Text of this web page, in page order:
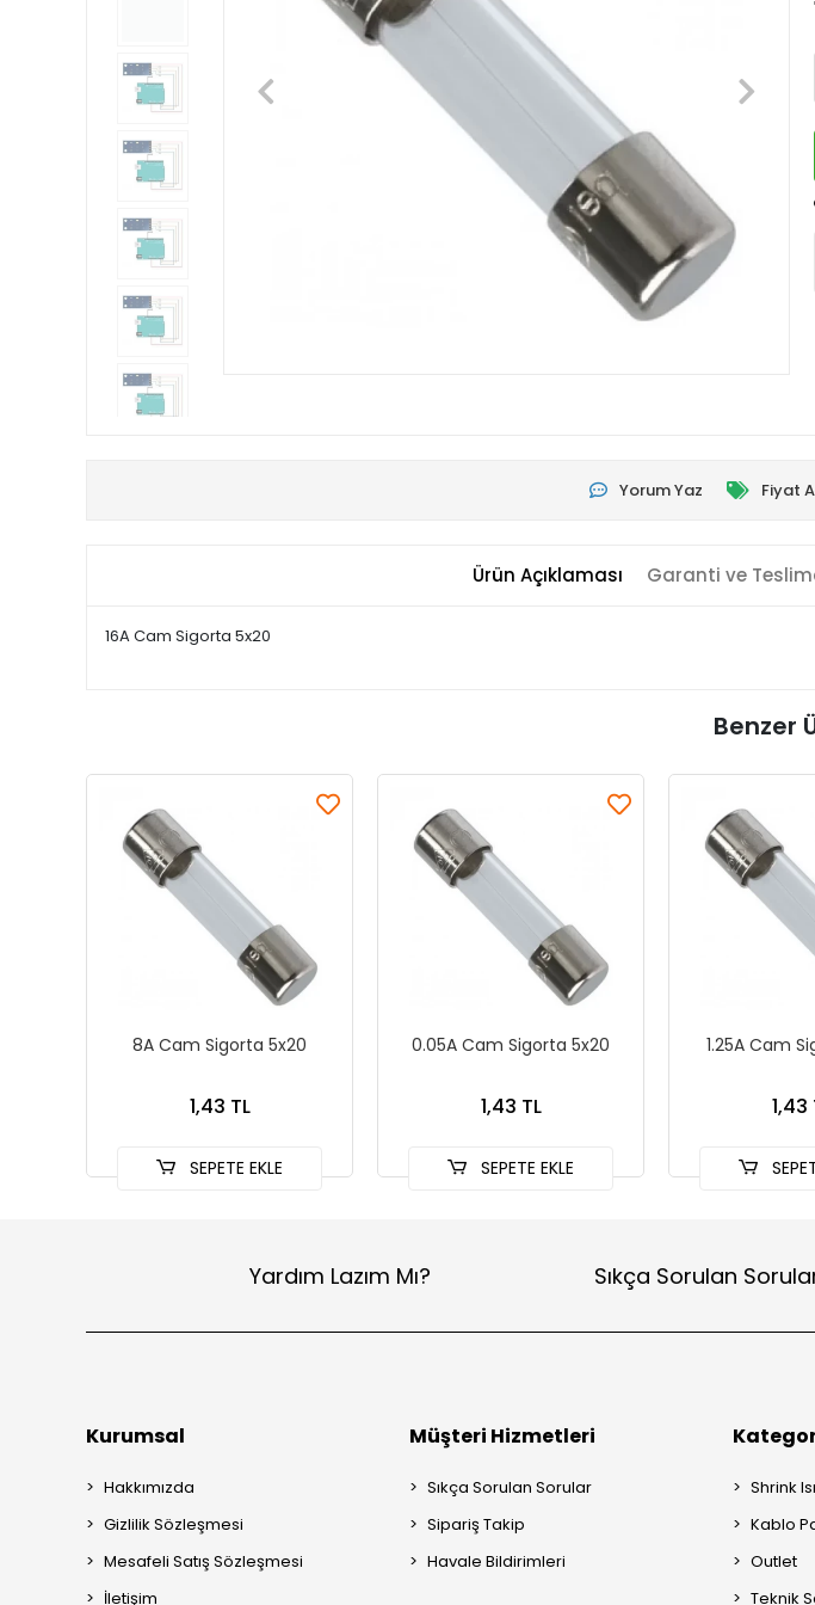
Yorum Yaz Fiyat
Ürün Açıklaması Garanti ve
16A Cam Sigorta 5x20
Benzer
8A Cam Sigorta 5x20
1,43 TL
SEPETE EKLE
0.05A Cam Sigorta 5x20
1,43 TL
SEPETE EKLE
1.25A Cam
1,43
Yardım Lazım Mı? Sıkça Sorulan
Kurumsal
Hakkımızda
Gizlilik Sözleşmesi
Mesafeli Satış Sözleşmesi
İletişim
Müşteri Hizmetleri
Sıkça Sorulan Sorular
Sipariş Takip
Havale Bildirimleri
Shrink
Kablo
Outlet
Teknik